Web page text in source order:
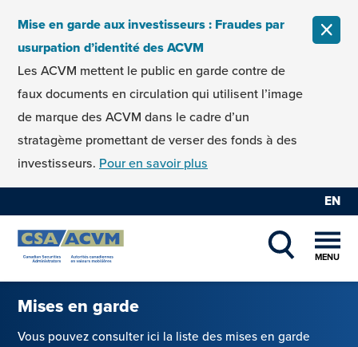
Mise en garde aux investisseurs : Fraudes par
usurpation d’identité des ACVM
Les ACVM mettent le public en garde contre de
faux documents en circulation qui utilisent l’image
de marque des ACVM dans le cadre d’un
stratagème promettant de verser des fonds à des
investisseurs. Pour en savoir plus
EN
SHOW
MENU
Mises en garde
Vous pouvez consulter ici la liste des mises en garde